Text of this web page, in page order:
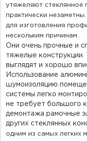
утяжеляют стеклянное
практически
для изготовления
нескольким причинам.
Они очень прочн ые и
тяжелые конструкции.
выглядят и хорошо
Использование
шумоизоляцию
системы
легко
не требует большого
демонтажа рамочные
других стеклянных
одним из самых легких